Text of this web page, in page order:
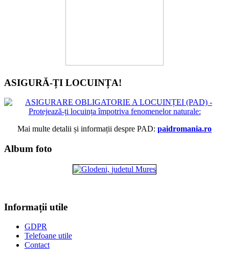
ASIGURĂ-ȚI LOCUINȚA!
Mai multe detalii și informații despre PAD: paidromania.ro
Album foto
Informații utile
GDPR
Telefoane utile
Contact